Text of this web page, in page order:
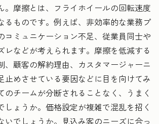
。摩擦とは、フライホイールの回転速度
るものです。例えば、非効率的な業務プ
コミュニケーション不足、従業員同士や
レなどが考えられます。摩擦を低減する
、顧客の解約理由、カスタマージャーニ
止めさせている要因などに目を向けてみ
のチームが分断されることなく、うまく
しょうか。価格設定が複雑で混乱を招く
いでしょうか。見込み客のニーズに合っ